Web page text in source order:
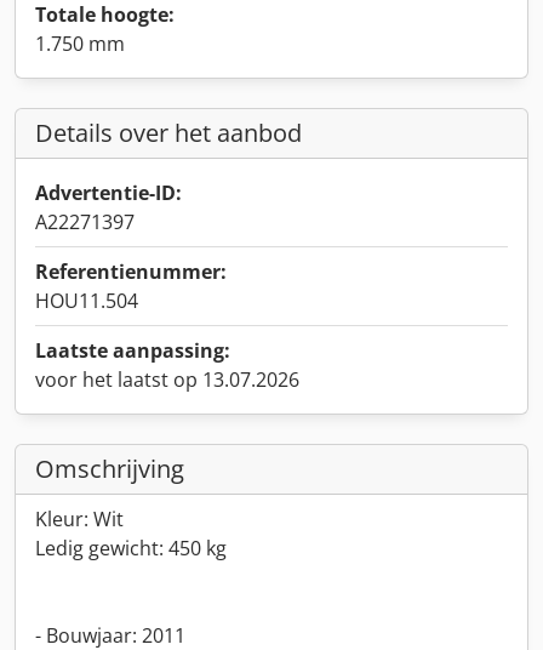
Totale hoogte:
1.750 mm
Details over het aanbod
Advertentie-ID:
A22271397
Referentienummer:
HOU11.504
Laatste aanpassing:
voor het laatst op 13.07.2026
Omschrijving
Kleur: Wit
Ledig gewicht: 450 kg
- Bouwjaar: 2011